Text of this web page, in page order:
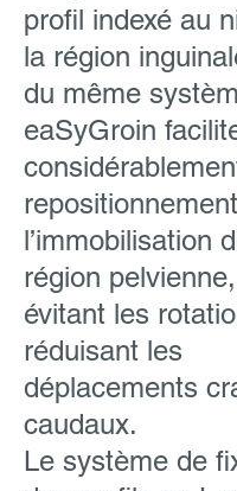
profil indexé au
la région
du même
eaSyGroin
l’immobilisation
région
évitant les
réduisant les
déplacements
caudaux.
Le système de